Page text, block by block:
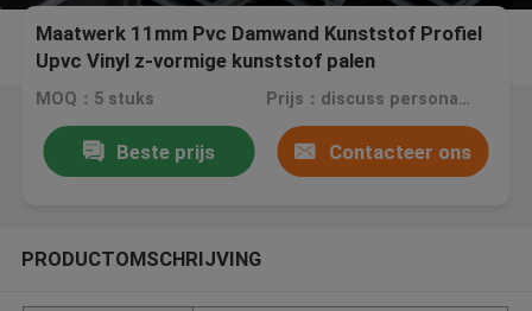
Maatwerk 11mm Pvc Damwand Kunststof Profiel
Upvc Vinyl z-vormige kunststof palen
MOQ：5 stuks Prijs：discuss personally
Beste prijs Contacteer ons
PRODUCTOMSCHRIJVING